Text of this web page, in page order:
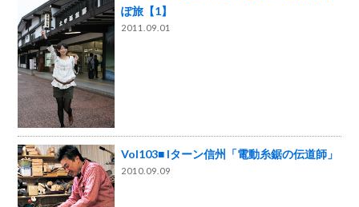
ぽ旅【1】
2011.09.01
Vol103■ Iターン信州「電動糸鋸の伝道師」
2010.09.09